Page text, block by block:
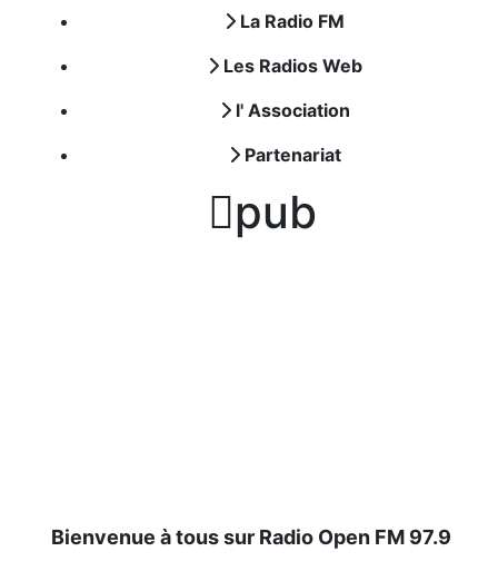
La Radio FM
Les Radios Web
l' Association
Partenariat
pub
Bienvenue à tous sur Radio Open FM 97.9